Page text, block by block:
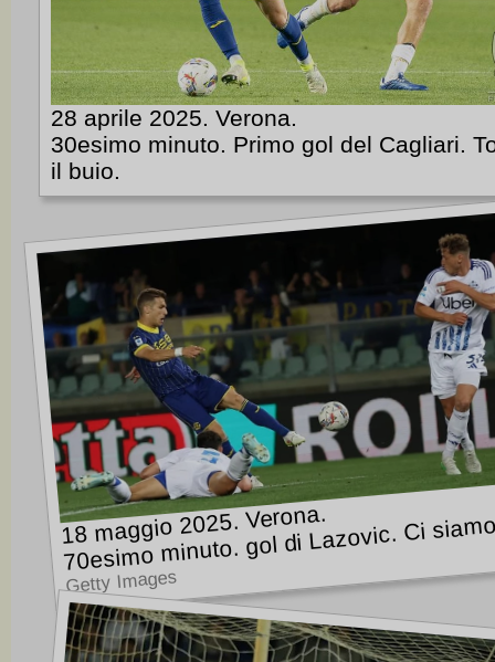
28 aprile 2025. Verona.
30esimo minuto. Primo gol del Cagliari.
il buio.
18 maggio 2025. Verona.
70esimo minuto. gol di Lazovic. Ci
Getty Images